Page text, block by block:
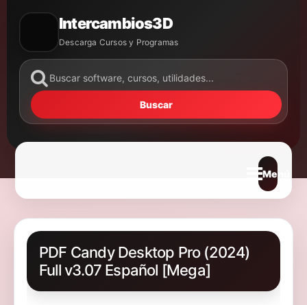
Intercambios3D
Descarga Cursos y Programas
Buscar
Abrir
PDF Candy Desktop Pro (2024)
Full v3.07 Español [Mega]